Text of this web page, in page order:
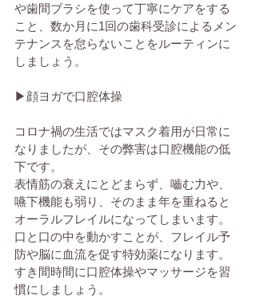
や歯間ブラシを使って丁寧にケアをする
こと、数か月に1回の歯科受診によるメン
テナンスを怠らないことをルーティンに
しましょう。
▶顔ヨガで口腔体操
コロナ禍の生活ではマスク着用が日常に
なりましたが、その弊害は口腔機能の低
下です。
表情筋の衰えにとどまらず、嚙む力や、
嚥下機能も弱り、そのまま年を重ねると
オーラルフレイルになってしまいます。
口と口の中を動かすことが、フレイル予
防や脳に血流を促す特効薬になります。
すき間時間に口腔体操やマッサージを習
慣にしましょう。